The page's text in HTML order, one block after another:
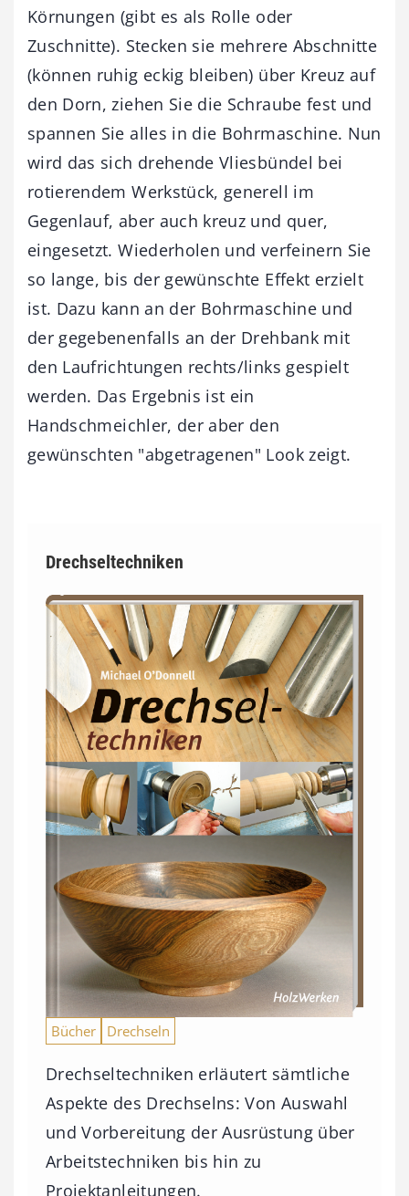
Körnungen (gibt es als Rolle oder
Zuschnitte). Stecken sie mehrere Abschnitte
(können ruhig eckig bleiben) über Kreuz auf
den Dorn, ziehen Sie die Schraube fest und
spannen Sie alles in die Bohrmaschine. Nun
wird das sich drehende Vliesbündel bei
rotierendem Werkstück, generell im
Gegenlauf, aber auch kreuz und quer,
eingesetzt. Wiederholen und verfeinern Sie
so lange, bis der gewünschte Effekt erzielt
ist. Dazu kann an der Bohrmaschine und
der gegebenenfalls an der Drehbank mit
den Laufrichtungen rechts/links gespielt
werden. Das Ergebnis ist ein
Handschmeichler, der aber den
gewünschten "abgetragenen" Look zeigt.
Drechseltechniken
Bücher Drechseln
Drechseltechniken erläutert sämtliche
Aspekte des Drechselns: Von Auswahl
und Vorbereitung der Ausrüstung über
Arbeitstechniken bis hin zu
Projektanleitungen.